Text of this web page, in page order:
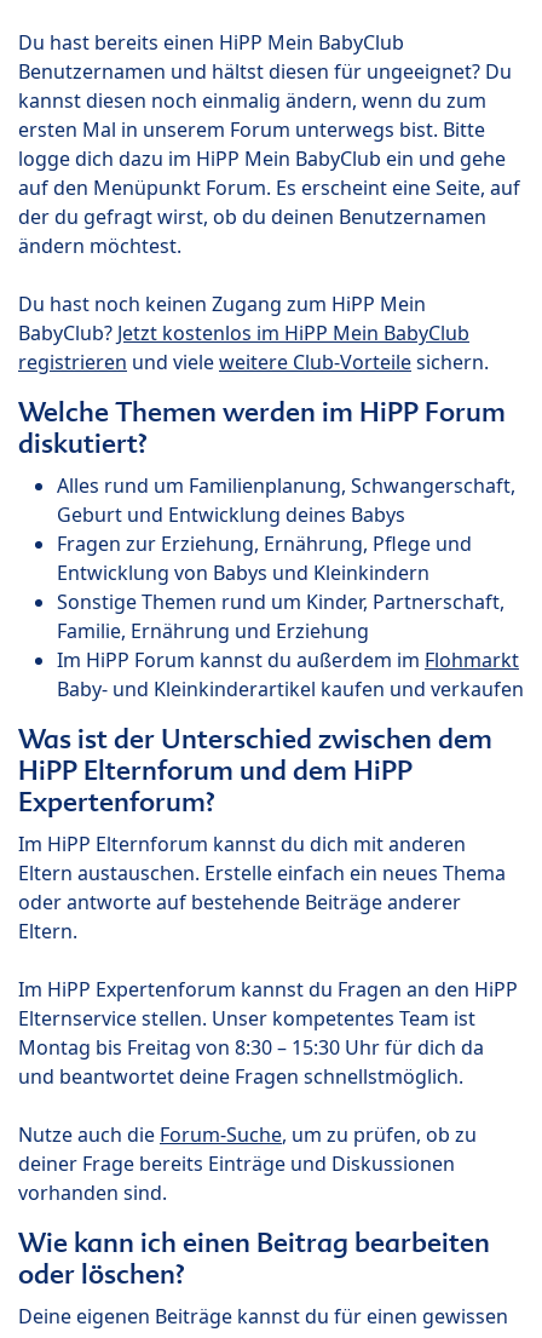
Du hast bereits einen HiPP Mein BabyClub
Benutzernamen und hältst diesen für ungeeignet? Du
kannst diesen noch einmalig ändern, wenn du zum
ersten Mal in unserem Forum unterwegs bist. Bitte
logge dich dazu im HiPP Mein BabyClub ein und gehe
auf den Menüpunkt Forum. Es erscheint eine Seite, auf
der du gefragt wirst, ob du deinen Benutzernamen
ändern möchtest.
Du hast noch keinen Zugang zum HiPP Mein
BabyClub? Jetzt kostenlos im HiPP Mein BabyClub
registrieren und vieleweitere Club-Vorteilesichern.
Welche Themen werden im HiPP Forum
diskutiert?
Alles rund um Familienplanung, Schwangerschaft,
Geburt und Entwicklung deines Babys
Fragen zur Erziehung, Ernährung, Pflege und
Entwicklung von Babys und Kleinkindern
Sonstige Themen rund um Kinder, Partnerschaft,
Familie, Ernährung und Erziehung
Im HiPP Forum kannst du außerdem im Flohmarkt
Baby- und Kleinkinderartikel kaufen und verkaufen
Was ist der Unterschied zwischen dem
HiPP Elternforum und dem HiPP
Expertenforum?
Im HiPP Elternforum kannst du dich mit anderen
Eltern austauschen. Erstelle einfach ein neues Thema
oder antworte auf bestehende Beiträge anderer
Eltern.
Im HiPP Expertenforum kannst du Fragen an den HiPP
Elternservice stellen. Unser kompetentes Team ist
Montag bis Freitag von 8:30 – 15:30 Uhr für dich da
und beantwortet deine Fragen schnellstmöglich.
Nutze auch die Forum-Suche, um zu prüfen, ob zu
deiner Frage bereits Einträge und Diskussionen
vorhanden sind.
Wie kann ich einen Beitrag bearbeiten
oder löschen?
Deine eigenen Beiträge kannst du für einen gewissen